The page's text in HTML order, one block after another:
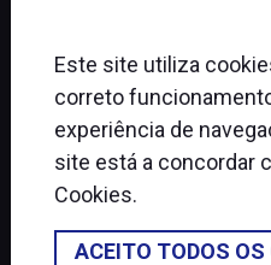
Este site utiliza
correto
experiência de
site está a concordar
Cookies.
ACEITO TODOS OS